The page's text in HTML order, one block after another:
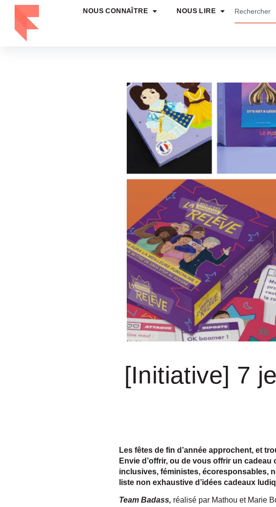
NOUS CONNAÎTRE NOUS LIRE
[Initiative] 7
Les fêtes de fin d’année approchent, et
Envie d’offrir, ou de vous offrir un
inclusives, féministes, écoresponsables,
liste non exhaustive d’idées cadeaux
Team Badass, réalisé par Mathou et Marie